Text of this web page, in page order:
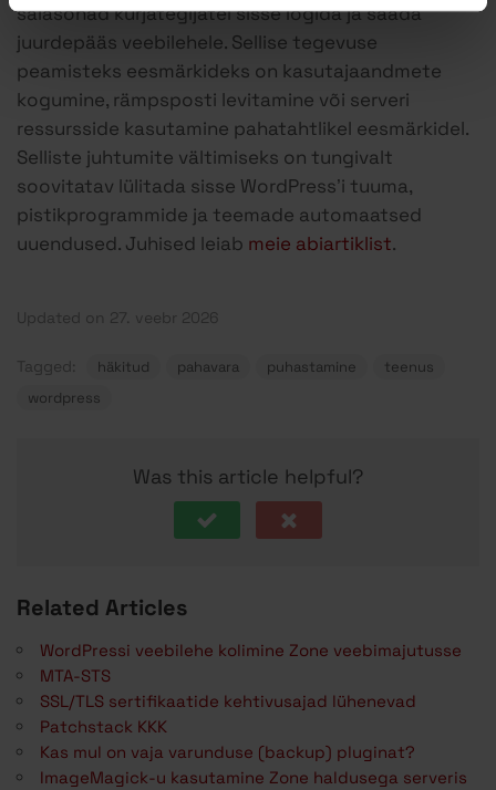
salasõnad kurjategijatel sisse logida ja saada
juurdepääs veebilehele. Sellise tegevuse
peamisteks eesmärkideks on kasutajaandmete
kogumine, rämpsposti levitamine või serveri
ressursside kasutamine pahatahtlikel eesmärkidel.
Selliste juhtumite vältimiseks on tungivalt
soovitatav lülitada sisse WordPress’i tuuma,
pistikprogrammide ja teemade automaatsed
uuendused. Juhised leiab meie abiartiklist.
Updated on 27. veebr 2026
Tagged: häkitud pahavara puhastamine
teenus
wordpress
Was this article helpful?
Related Articles
WordPressi veebilehe kolimine Zone veebimajutusse
MTA-STS
SSL/TLS sertifikaatide kehtivusajad lühenevad
Patchstack KKK
Kas mul on vaja varunduse (backup) pluginat?
ImageMagick-u kasutamine Zone haldusega serveris